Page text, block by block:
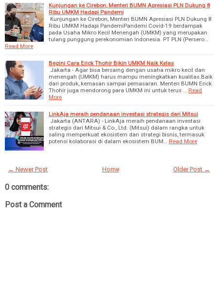
Kunjungan ke Cirebon, Menteri BUMN Apresiasi PLN Dukung 8
Ribu UMKM Hadapi Pandemi
Kunjungan ke Cirebon, Menteri BUMN Apresiasi PLN Dukung 8
Ribu UMKM Hadapi PandemiPandemi Covid-19 berdampak
pada Usaha Mikro Kecil Menengah (UMKM) yang merupakan
tulang punggung perekonomian Indonesia. PT PLN (Persero…
Read More
Begini Cara Erick Thohir Bikin UMKM Naik Kelas
Jakarta - Agar bisa bersaing dengan usaha mikro kecil dan
menengah (UMKM) harus mampu meningkatkan kualitas.Baik
dari produk, kemasan sampai pemasaran. Menteri BUMN Erick
Thohir juga mendorong para UMKM ini untuk terus … Read
More
LinkAja meraih pendanaan investasi strategis dari Mitsui
Jakarta (ANTARA) - LinkAja meraih pendanaan investasi
strategis dari Mitsui & Co., Ltd. (Mitsui) dalam rangka untuk
saling memperkuat ekosistem dan strategi bisnis, termasuk
potensi kolaborasi di dalam ekosistem BUM… Read More
← Newer Post Older Post →
Home
0 comments:
Post a Comment